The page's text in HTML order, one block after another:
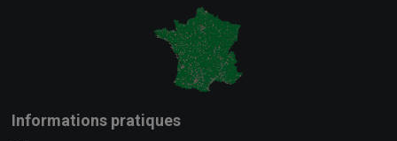
Informations pratiques